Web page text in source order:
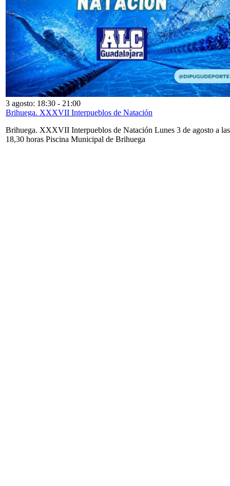
3 agosto: 18:30 - 21:00
Brihuega. XXXVII Interpueblos de Natación
Brihuega. XXXVII Interpueblos de Natación Lunes 3 de agosto a las
18,30 horas Piscina Municipal de Brihuega